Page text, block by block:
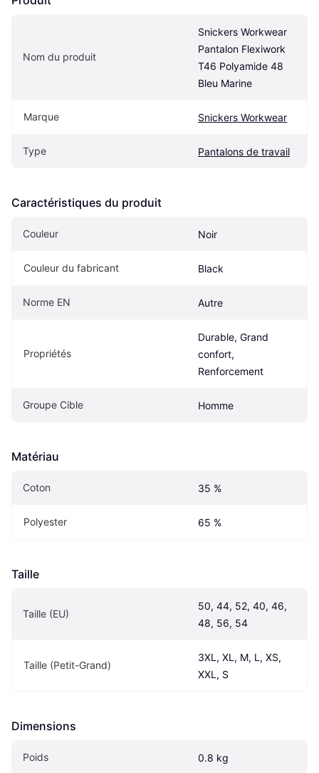
Nom du produit
Snickers Workwear
Pantalon Flexiwork
T46 Polyamide 48
Bleu Marine
Marque Snickers Workwear
Type Pantalons de travail
Caractéristiques du produit
Couleur Noir
Couleur du fabricant Black
Norme EN Autre
Propriétés
Durable, Grand
confort,
Renforcement
Groupe Cible Homme
Matériau
Coton 35 %
Polyester 65 %
Taille
Taille (EU)
50, 44, 52, 40, 46,
48, 56, 54
Taille (Petit-Grand)
3XL, XL, M, L, XS,
XXL, S
Dimensions
Poids 0.8 kg